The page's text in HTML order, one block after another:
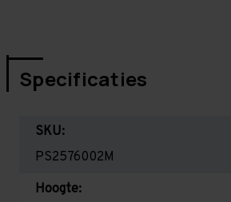
Specificaties
SKU:
PS2576002M
Hoogte: